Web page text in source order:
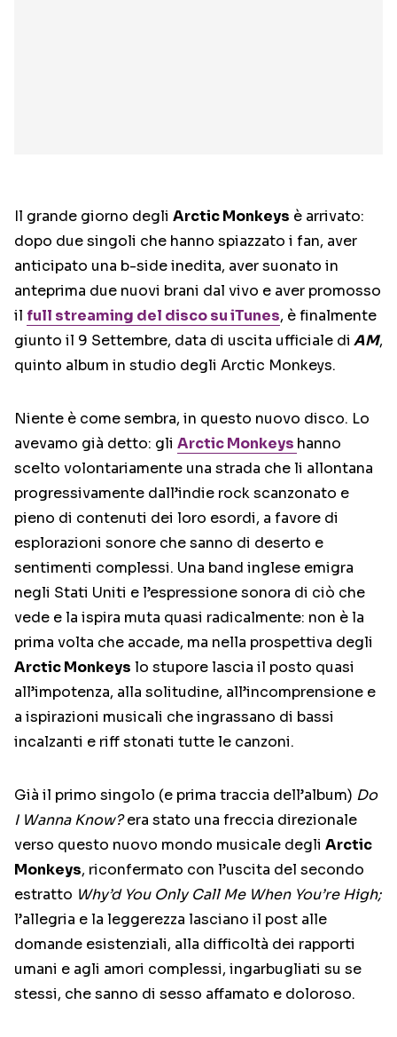
Il grande giorno degli Arctic Monkeys è arrivato:
dopo due singoli che hanno spiazzato i fan, aver
anticipato una b-side inedita, aver suonato in
anteprima due nuovi brani dal vivo e aver promosso
il full streaming del disco su iTunes, è finalmente
giunto il 9 Settembre, data di uscita ufficiale di AM,
quinto album in studio degli Arctic Monkeys.
Niente è come sembra, in questo nuovo disco. Lo
avevamo già detto: gli Arctic Monkeys hanno
scelto volontariamente una strada che li allontana
progressivamente dall’indie rock scanzonato e
pieno di contenuti dei loro esordi, a favore di
esplorazioni sonore che sanno di deserto e
sentimenti complessi. Una band inglese emigra
negli Stati Uniti e l’espressione sonora di ciò che
vede e la ispira muta quasi radicalmente: non è la
prima volta che accade, ma nella prospettiva degli
Arctic Monkeys lo stupore lascia il posto quasi
all’impotenza, alla solitudine, all’incomprensione e
a ispirazioni musicali che ingrassano di bassi
incalzanti e riff stonati tutte le canzoni.
Già il primo singolo (e prima traccia dell’album) Do
I Wanna Know?era stato una freccia direzionale
verso questo nuovo mondo musicale degli Arctic
Monkeys, riconfermato con l’uscita del secondo
estratto Why’d You Only Call Me When You’re High;
l’allegria e la leggerezza lasciano il post alle
domande esistenziali, alla difficoltà dei rapporti
umani e agli amori complessi, ingarbugliati su se
stessi, che sanno di sesso affamato e doloroso.